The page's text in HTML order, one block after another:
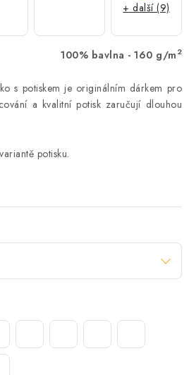
100% bavlna - 160 g/m 2
s potiskem je originálním dárkem pro
a kvalitní potisk zaručují dlouhou
variantě potisku.
+ další (9)